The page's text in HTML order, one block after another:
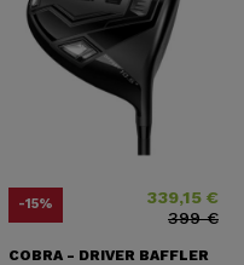
-15% Precio339,15 €
Precio base
399 €
COBRA - DRIVER BAFFLER